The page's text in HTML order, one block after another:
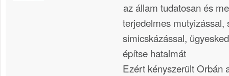
az állam tudatosan és
terjedelmes mutyizással,
simicskázással,
építse hatalmát
Ezért kényszerült Orbán